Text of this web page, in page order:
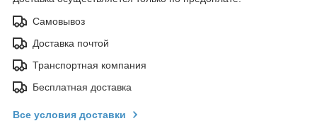
Самовывоз
Доставка почтой
Транспортная компания
Бесплатная доставка
Все условия доставки